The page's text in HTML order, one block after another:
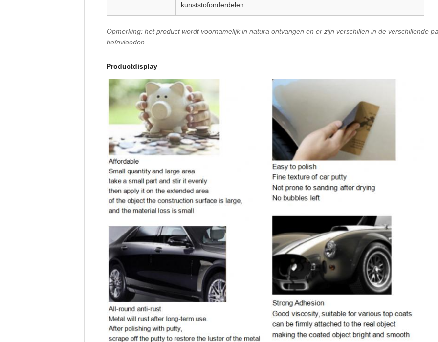
kunststofonderdelen.
Opmerking: het product wordt voornamelijk in natura ontvangen en er zijn verschillen in de verschillende
beïnvloeden.
Productdisplay